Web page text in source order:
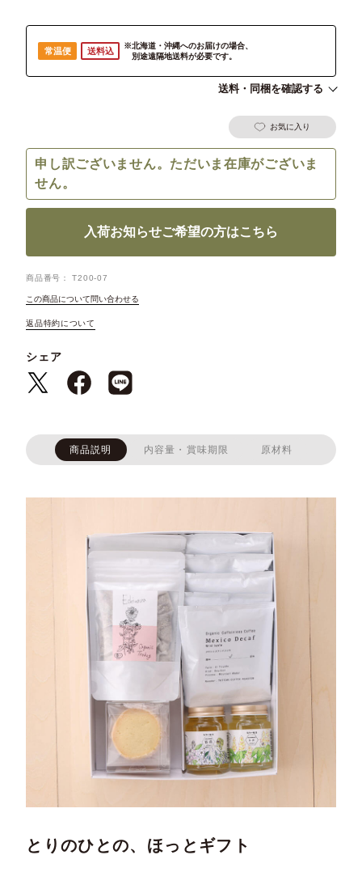
常温便 送料込
※北海道・沖縄へのお届けの場合、
別途遠隔地送料が必要です。
送料・同梱を確認する
お気に入り
申し訳ございません。ただいま在庫がございま
せん。
入荷お知らせご希望の方はこちら
商品番号 T200-07
この商品について問い合わせる
返品特約について
シェア
商品説明 内容量・賞味期限 原材料
とりのひとの、ほっとギフト